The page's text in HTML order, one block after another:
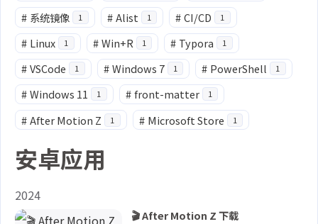
# 系统镜像 1 # Alist 1 #CI/CD 1
# Linux 1 # Win+R 1 # Typora 1
#VSCode 1 # Windows 7 1 # PowerShell 1
#Windows 11 1 # front-matter 1
#After Motion Z 1 # Microsoft Store 1
安卓应用
2024
🎬 After Motion Z 下载